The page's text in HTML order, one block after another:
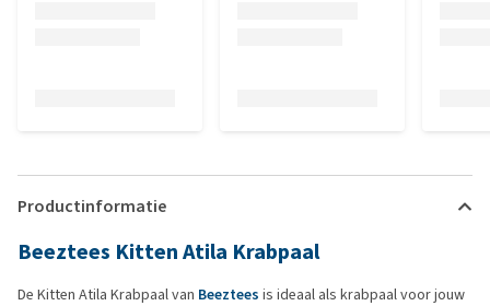
Productinformatie
Beeztees Kitten Atila Krabpaal
De Kitten Atila Krabpaal van Beeztees is ideaal als krabpaal voor jouw